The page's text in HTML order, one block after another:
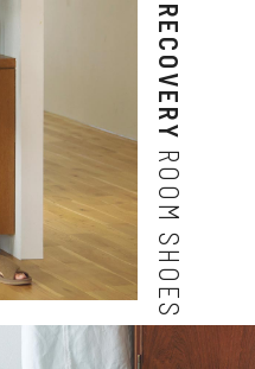
RECOVERY
ROOM SHOES